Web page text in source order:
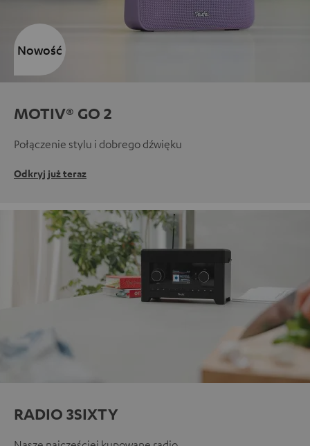
MOTIV® GO 2
Połączenie stylu i dobrego dźwięku
Odkryj już teraz
Nowość
RADIO 3SIXTY